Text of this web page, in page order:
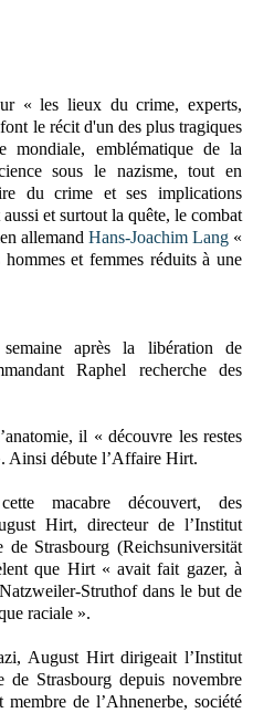
« les lieux du crime, experts,
le récit d'un des plus tragiques
mondiale, emblématique de la
sous le nazisme, tout en
du crime et ses implications
et surtout la quête, le combat
allemand Hans-Joachim Lang«
et femmes réduits à une
après la libération de
Raphel recherche des
il « découvre les restes
Ainsi débute l’Affaire Hirt.
macabre découvert, des
Hirt, directeur de l’Institut
de Strasbourg (Reichsuniversität
que Hirt « avait fait gazer, à
Struthof dans le but de
raciale ».
August Hirt dirigeait l’Institut
de Strasbourg depuis novembre
de l’Ahnenerbe, société